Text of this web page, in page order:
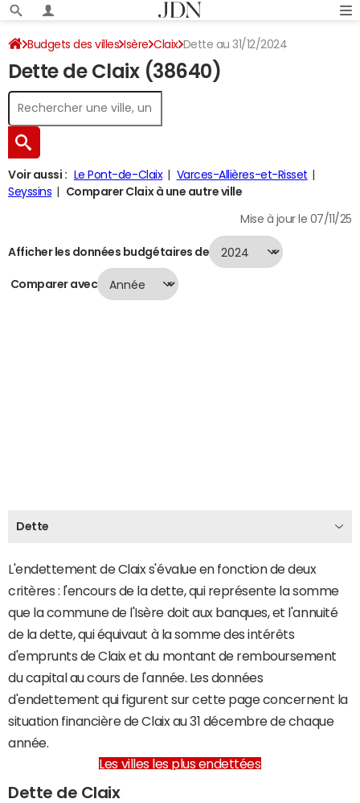
Budgets des villes Isère Claix Dette au 31/12/2024
Dette de Claix (38640)
Voir aussi : Le Pont-de-Claix
Varces-Allières-et-Risset
Seyssins
Comparer Claix à une autre ville
Mise à jour le 07/11/25
Afficher les données budgétaires de
Comparer avec
Dette
L'endettement de Claix s'évalue en fonction de deux
critères : l'encours de la dette, qui représente la somme
que la commune de l'Isère doit aux banques, et l'annuité
de la dette, qui équivaut à la somme des intérêts
d'emprunts de Claix et du montant de remboursement
du capital au cours de l'année. Les données
d'endettement qui figurent sur cette page concernent la
situation financière de Claix au 31 décembre de chaque
année.
Les villes les plus endettées
Dette de Claix